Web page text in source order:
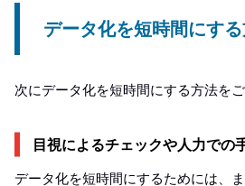
データ化を短時間にす
次にデータ化を短時間にする方法をご
目視によるチェックや人力での
データ化を短時間にするためには、